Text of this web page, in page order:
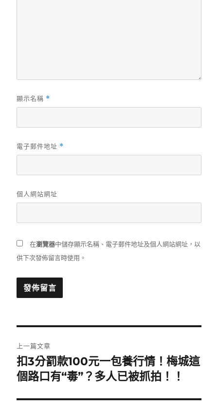
顯示名稱 *
電子郵件地址 *
個人網站網址
在瀏覽器中儲存顯示名稱、電子郵件地址及個人網站網址，以
供下次發佈留言時使用。
章
導
覽
上一篇文章
上
一
文
扣3分罰款100元一包養行情！梅城這
個路口有“毒”？多人已被抓拍！！